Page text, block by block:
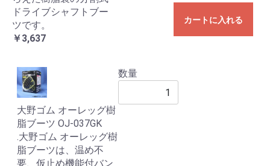
ドライブシャフトブー
ツです。
￥3,637
カートに入れる
大野ゴム オーレッグ樹
脂ブーツ OJ-037GK
.大野ゴム オーレッグ樹
脂ブーツは、温め不
要、仮止め機能付バン
数量